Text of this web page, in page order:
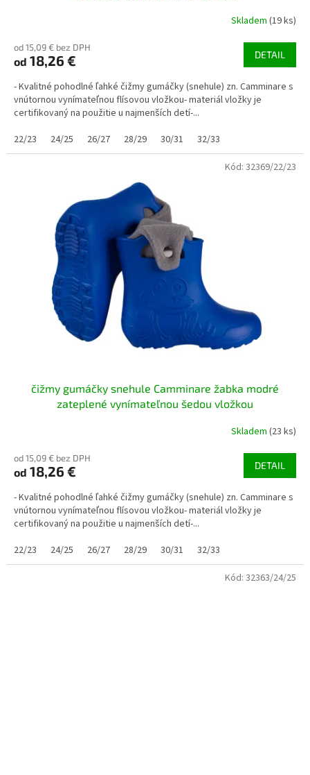
Skladem (19 ks)
od 15,09 € bez DPH
od 18,26 € DETAIL
- Kvalitné pohodlné ľahké čižmy gumáčky (snehule) zn. Camminare s
vnútornou vynímateľnou flísovou vložkou- materiál vložky je
certifikovaný na použitie u najmenších detí-...
22/23
24/25 26/27 28/29 30/31 32/33
čižmy gumáčky snehule Camminare žabka modré
zateplené vynímateľnou šedou vložkou
Skladem (23 ks)
od 15,09 € bez DPH
od 18,26 € DETAIL
- Kvalitné pohodlné ľahké čižmy gumáčky (snehule) zn. Camminare s
vnútornou vynímateľnou flísovou vložkou- materiál vložky je
certifikovaný na použitie u najmenších detí-...
22/23
24/25 26/27 28/29 30/31 32/33
Kód: 32369/22/23
Kód: 32363/24/25